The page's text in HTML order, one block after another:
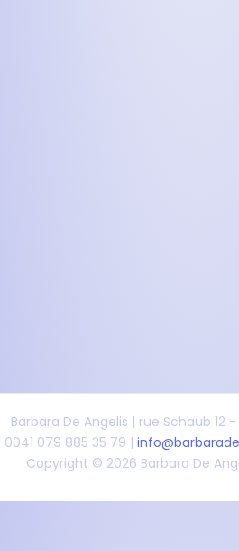
Barbara De Angelis | rue Schaub 12
0041 079 885 35 79 |
Copyright © 2026 Barbara De